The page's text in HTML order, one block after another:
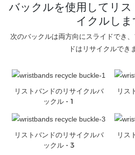
バックルを使用してリ
イクルしま
次のバックルは両方向にスライドでき
ドはリサイクルでき
リストバンドのリサイクルバ
ックル - 1
リス
リストバンドのリサイクルバ
ックル - 3
リス